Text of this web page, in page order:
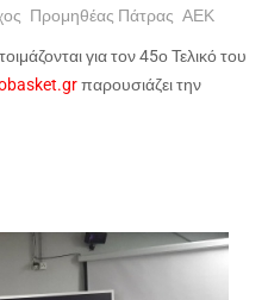
Προμηθέας Πάτρας ΑΕΚ
για τον 45ο Τελικό του
παρουσιάζει την